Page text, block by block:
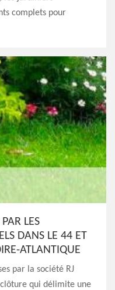
complets pour
LES
DANS LE 44 ET
ATLANTIQUE
par la société RJ
qui délimite une